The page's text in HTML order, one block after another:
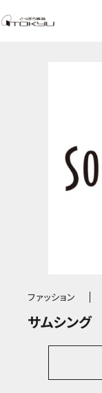
ファッション
サムシング